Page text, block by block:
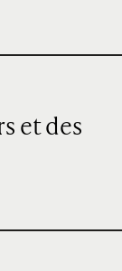
et des